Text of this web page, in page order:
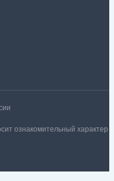
ознакомительный характер